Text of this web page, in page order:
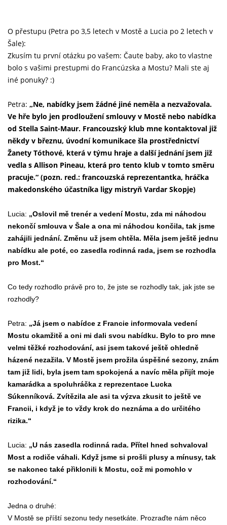
O přestupu (Petra po 3,5 letech v Mostě a Lucia po 2 letech v
Šale):
Zkusím tu první otázku po vašem: Čaute baby, ako to vlastne
bolo s vašimi prestupmi do Francúzska a Mostu? Mali ste aj
iné ponuky? :)
Petra: „Ne, nabídky jsem žádné jiné neměla a nezvažovala.
Ve hře bylo jen prodloužení smlouvy v Mostě nebo nabídka
od Stella Saint-Maur. Francouzský klub mne kontaktoval již
někdy v březnu, úvodní komunikace šla prostřednictví
Žanety Tóthové, která v týmu hraje a další jednání jsem již
vedla s Allison Pineau, která pro tento klub v tomto směru
pracuje.“ (pozn. red.: francouzská reprezentantka, hráčka
makedonského účastníka ligy mistryň Vardar Skopje)
Lucia: „Oslovil mě trenér a vedení Mostu, zda mi náhodou
nekončí smlouva v Šale a ona mi náhodou končila, tak jsme
zahájili jednání. Změnu už jsem chtěla. Měla jsem ještě jednu
nabídku ale poté, co zasedla rodinná rada, jsem se rozhodla
pro Most.“
Co tedy rozhodlo právě pro to, že jste se rozhodly tak, jak jste se
rozhodly?
Petra: „Já jsem o nabídce z Francie informovala vedení
Mostu okamžitě a oni mi dali svou nabídku. Bylo to pro mne
velmi těžké rozhodování, asi jsem takové ještě ohledně
házené nezažila. V Mostě jsem prožila úspěšné sezony, znám
tam již lidi, byla jsem tam spokojená a navíc měla přijít moje
kamarádka a spoluhráčka z reprezentace Lucka
Súkenníková. Zvítězila ale asi ta výzva zkusit to ještě ve
Francii, i když je to vždy krok do neznáma a do určitého
rizika.“
Lucia: „U nás zasedla rodinná rada. Přítel hned schvaloval
Most a rodiče váhali. Když jsme si prošli plusy a mínusy, tak
se nakonec také přiklonili k Mostu, což mi pomohlo v
rozhodování.“
Jedna o druhé:
V Mostě se příští sezonu tedy nesetkáte. Prozraďte nám něco